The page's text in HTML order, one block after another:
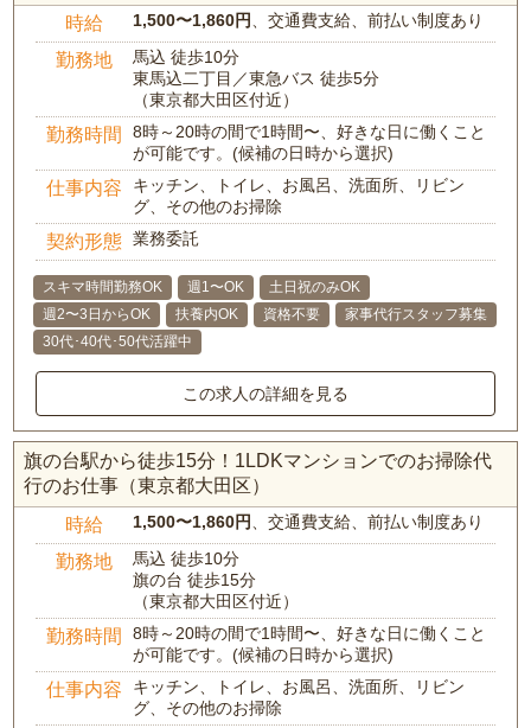
時給 1,500〜1,860円、交通費支給、前払い制度あり
勤務地
馬込 徒歩10分
東馬込二丁目／東急バス 徒歩5分
（東京都大田区付近）
勤務時間
8時～20時の間で1時間〜、好きな日に働くこと
が可能です。(候補の日時から選択)
仕事内容
キッチン、トイレ、お風呂、洗面所、リビン
グ、その他のお掃除
契約形態 業務委託
スキマ時間勤務OK 週1〜OK
土日祝のみOK
週2〜3日からOK
扶養内OK 資格不要
家事代行スタッフ募集
30代･40代･50代活躍中
この求人の詳細を見る
旗の台駅から徒歩15分！1LDKマンションでのお掃除代
行のお仕事（東京都大田区）
時給 1,500〜1,860円、交通費支給、前払い制度あり
勤務地
馬込 徒歩10分
旗の台 徒歩15分
（東京都大田区付近）
勤務時間
8時～20時の間で1時間〜、好きな日に働くこと
が可能です。(候補の日時から選択)
仕事内容
キッチン、トイレ、お風呂、洗面所、リビン
グ、その他のお掃除